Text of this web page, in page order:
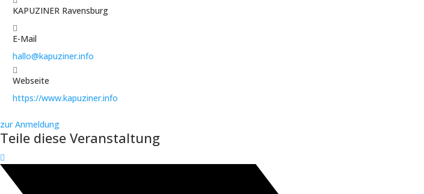
KAPUZINER Ravensburg
E-Mail
hallo@kapuziner.info
Webseite
https://www.kapuziner.info
zur Anmeldung
Teile diese Veranstaltung